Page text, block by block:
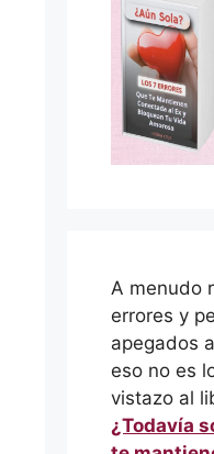
A menudo
errores y
apegados
eso no es
vistazo al
¿Todavía